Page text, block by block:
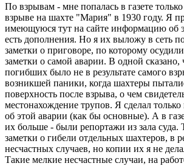
По взрывам - мне попалась в газете
взрыве на шахте "Мария" в 1930 году. Я
имеющуюся тут на сайте информацию об
есть дополнения. Но я их выложу в сеть
заметки о приговоре, по которому
заметки о самой аварии. В одной сказано,
погибших было не в результате самого
возникшей паники, когда шахтеры
поверхность после взрыва, о чем
местонахождение трупов. Я сделал только
об этой аварии (как бы основные). А в
их больше - были репортажи из зала суда.
заметки о гибели отдельных шахтеров, в
несчастных случаев, но копии их я не
Такие мелкие несчастные случаи, на